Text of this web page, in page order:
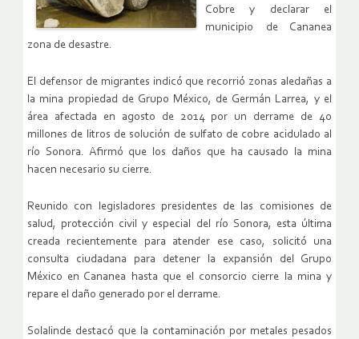
Cobre y declarar el
municipio de Cananea
zona de desastre.
El defensor de migrantes indicó que recorrió zonas aledañas a
la mina propiedad de Grupo México, de Germán Larrea, y el
área afectada en agosto de 2014 por un derrame de 40
millones de litros de solución de sulfato de cobre acidulado al
río Sonora. Afirmó que los daños que ha causado la mina
hacen necesario su cierre.
Reunido con legisladores presidentes de las comisiones de
salud, protección civil y especial del río Sonora, esta última
creada recientemente para atender ese caso, solicitó una
consulta ciudadana para detener la expansión del Grupo
México en Cananea hasta que el consorcio cierre la mina y
repare el daño generado por el derrame.
Solalinde destacó que la contaminación por metales pesados